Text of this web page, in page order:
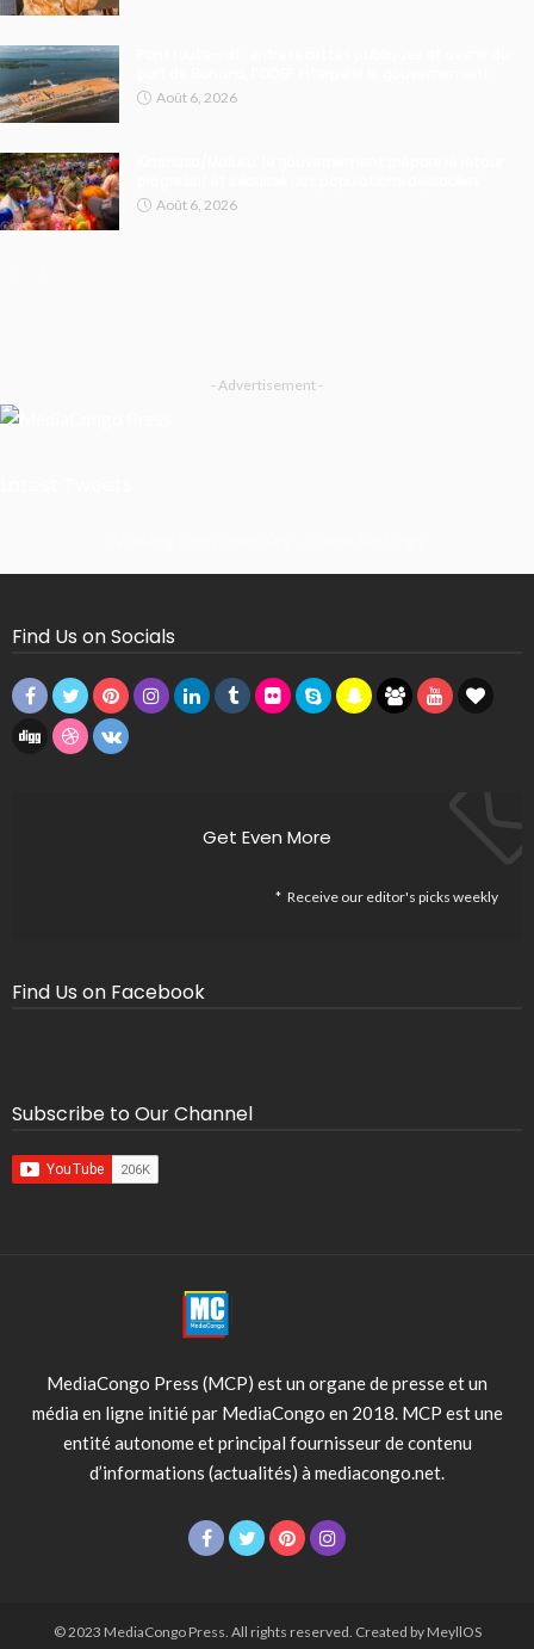
Août 6, 2026
Août 6, 2026
- Advertisement -
Find Us on Socials
Get Even More
Receive our editor's picks weekly
Find Us on Facebook
Subscribe to Our Channel
MediaCongo Press (MCP) est un organe de presse et un
média en ligne initié par MediaCongo en 2018. MCP est une
entité autonome et principal fournisseur de contenu
d’informations (actualités) à mediacongo.net.
© 2023 MediaCongo Press. All rights reserved. Created by MeyllOS